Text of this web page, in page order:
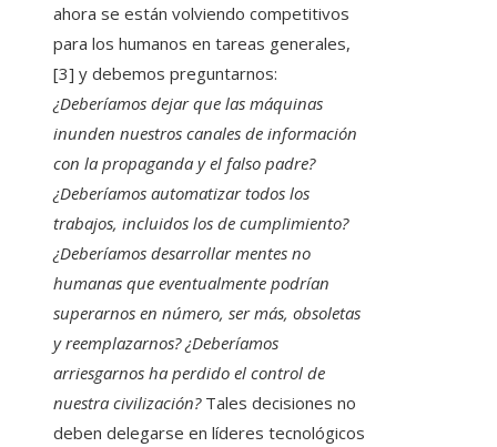
ahora se están volviendo competitivos
para los humanos en tareas generales,
[3] y debemos preguntarnos:
¿Deberíamos dejar que las máquinas
inunden nuestros canales de información
con la propaganda y el falso padre?
¿Deberíamos automatizar todos los
trabajos, incluidos los de cumplimiento?
¿Deberíamos desarrollar mentes no
humanas que eventualmente podrían
superarnos en número, ser más, obsoletas
y reemplazarnos? ¿Deberíamos
arriesgarnos ha perdido el control de
nuestra civilización? Tales decisiones no
deben delegarse en líderes tecnológicos